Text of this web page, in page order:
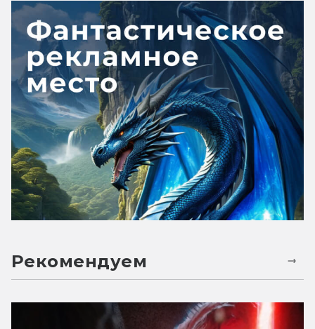
Рекомендуем